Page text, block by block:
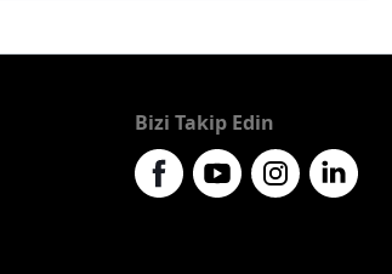
Bizi Takip Edin